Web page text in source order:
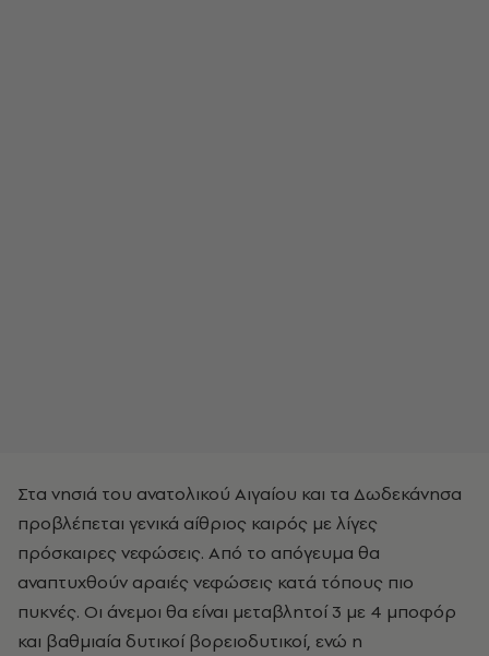
Στα νησιά του ανατολικού Αιγαίου και τα Δωδεκάνησα
προβλέπεται γενικά αίθριος καιρός με λίγες
πρόσκαιρες νεφώσεις. Από το απόγευμα θα
αναπτυχθούν αραιές νεφώσεις κατά τόπους πιο
πυκνές. Οι άνεμοι θα είναι μεταβλητοί 3 με 4 μποφόρ
και βαθμιαία δυτικοί βορειοδυτικοί, ενώ η